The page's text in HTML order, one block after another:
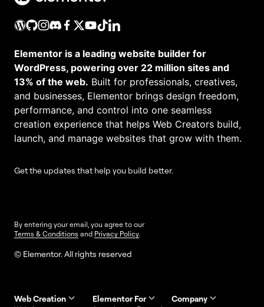
Elementor is a leading website builder for
WordPress, powering over 22 million sites and
13% of the web. Built for professionals, creatives,
and businesses, Elementor brings design freedom,
performance, and control into one seamless
creation experience that helps Web Creators build,
launch, and manage websites that grow with them.
Get the updates that help you build better.
By entering your email, you agree to our
Terms & Conditions and Privacy Policy
© Elementor. All rights reserved
Web Creation Elementor For Company